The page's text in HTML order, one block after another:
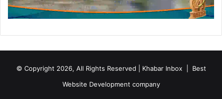
© Copyright 2026, All Rights Reserved | Khabar Inbox | Best
Website Development company